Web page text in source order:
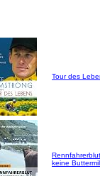
Tour des
keine